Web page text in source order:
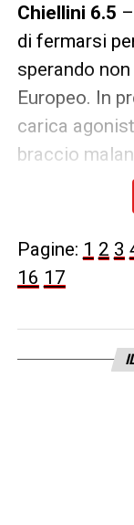
Chiellini 6.5
di fermarsi
sperando
Europeo. In
carica
braccio
LA
Pagine: 1 2 3
16 17